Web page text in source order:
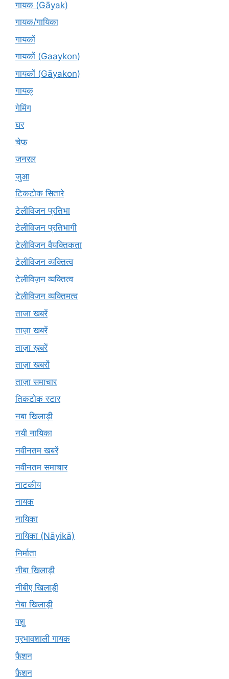
गायक (Gāyak)
गायक/गायिका
गायकों
गायकों (Gaaykon)
गायकों (Gāyakon)
गायक्
गेमिंग
घर
चेफ
जनरल
जुआ
टिकटोक सितारे
टेलीविजन प्रतिभा
टेलीविजन प्रतिभागी
टेलीविजन वैयक्तिकता
टेलीविजन व्यक्तित्व
टेलीविज़न व्यक्तित्व
टेलीविजन व्यक्तिमत्व
ताजा खबरें
ताज़ा खबरें
ताज़ा ख़बरें
ताज़ा खबरों
ताज़ा समाचार
तिकटोक स्टार
नबा खिलाड़ी
नयी नायिका
नवीनतम खबरें
नवीनतम समाचार
नाटकीय
नायक
नायिका
नायिका (Nāyikā)
निर्माता
नीबा खिलाड़ी
नीबीए खिलाड़ी
नेबा खिलाड़ी
पशु
प्रभावशाली गायक
फैशन
फ़ैशन